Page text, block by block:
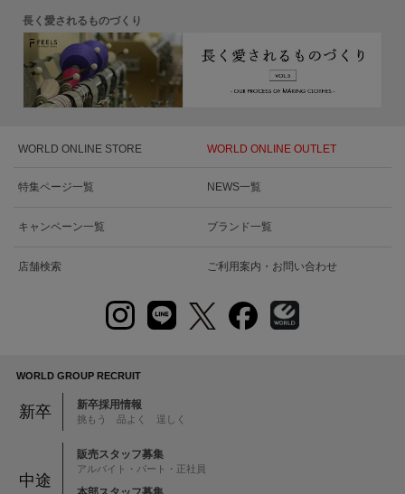
長く愛されるものづくり
WORLD ONLINE STORE WORLD ONLINE OUTLET
特集ページ一覧 NEWS一覧
キャンペーン一覧 ブランド一覧
店舗検索 ご利用案内・お問い合わせ
WORLD GROUP RECRUIT
新卒 新卒採用情報
挑もう 品よく 逞しく
中途
販売スタッフ募集
アルバイト・パート・正社員